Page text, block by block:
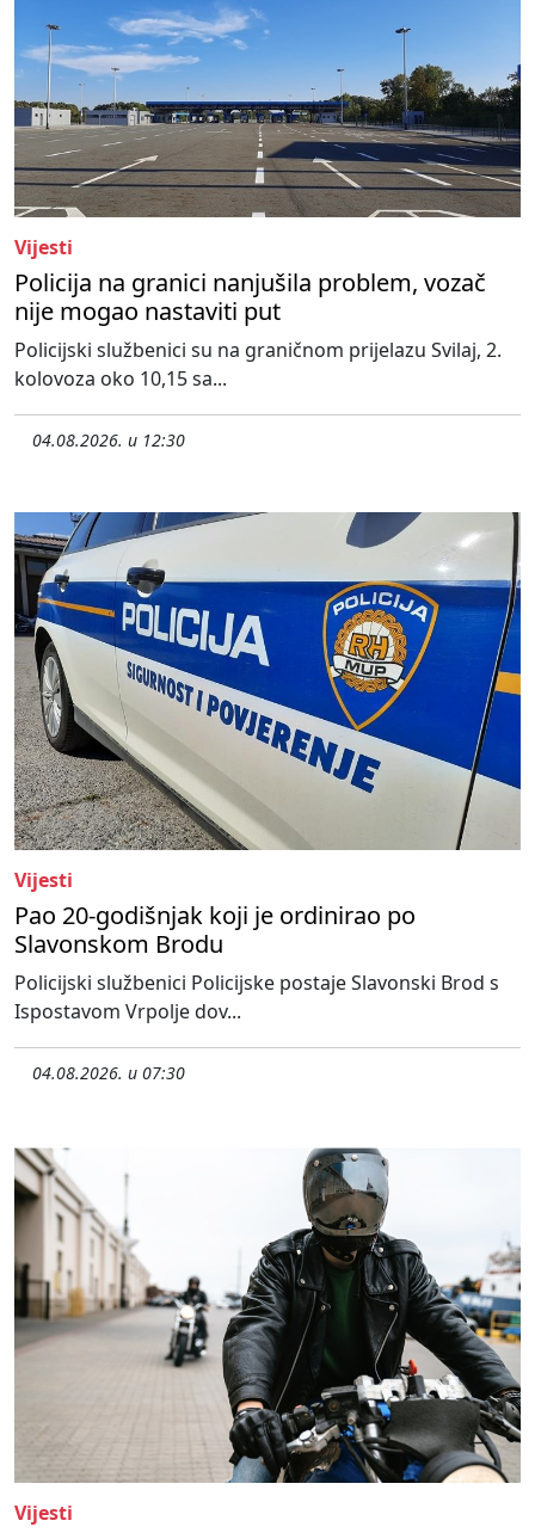
Vijesti
Policija na granici nanjušila problem, vozač
nije mogao nastaviti put
Policijski službenici su na graničnom prijelazu Svilaj, 2.
kolovoza oko 10,15 sa...
04.08.2026. u 12:30
Vijesti
Pao 20-godišnjak koji je ordinirao po
Slavonskom Brodu
Policijski službenici Policijske postaje Slavonski Brod s
Ispostavom Vrpolje dov...
04.08.2026. u 07:30
Vijesti